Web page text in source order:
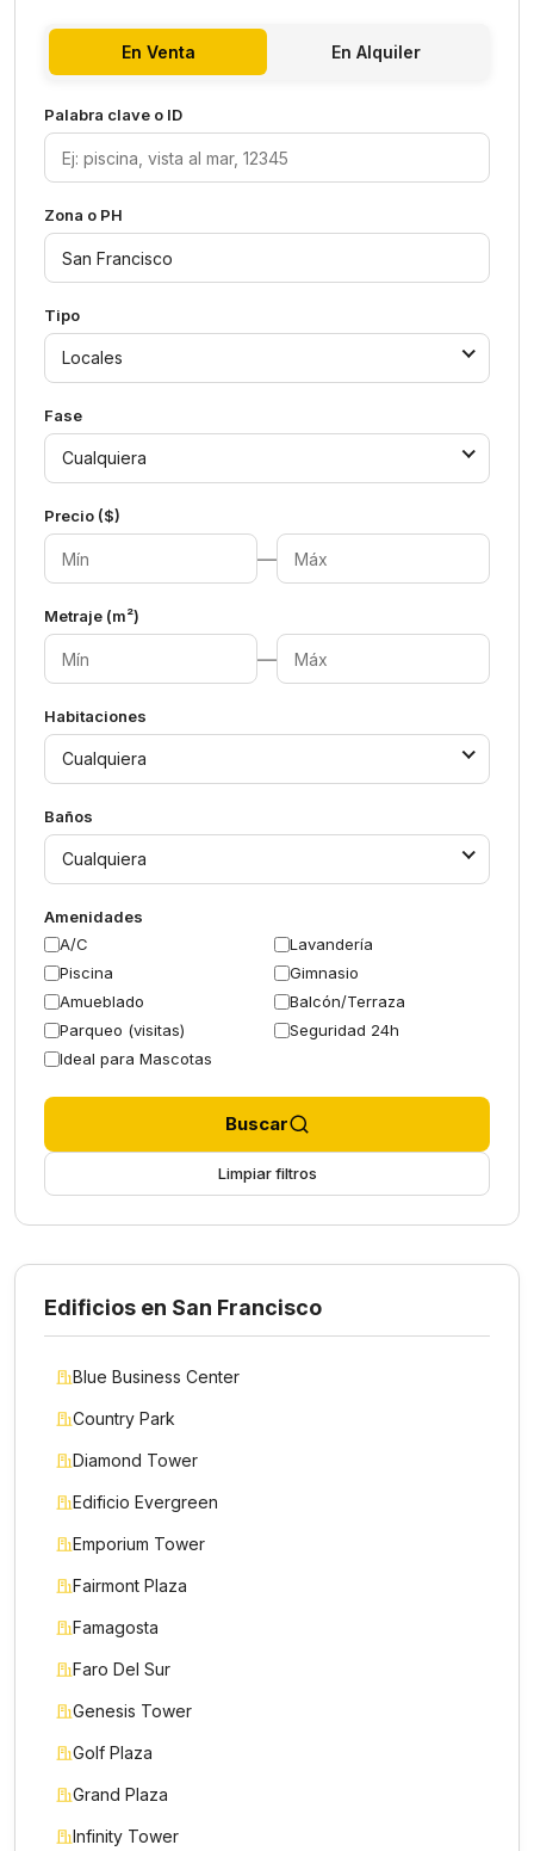
En Venta En Alquiler
Palabra clave o ID
Zona o PH
Tipo
Locales
Fase
Cualquiera
Precio ($)
—
Metraje (m²)
—
Habitaciones
Cualquiera
Baños
Cualquiera
Amenidades
A/C
Lavandería
Piscina
Gimnasio
Amueblado
Balcón/Terraza
Parqueo (visitas)
Seguridad 24h
Ideal para Mascotas
Buscar
Limpiar filtros
Edificios en San Francisco
Blue Business Center
Country Park
Diamond Tower
Edificio Evergreen
Emporium Tower
Fairmont Plaza
Famagosta
Faro Del Sur
Genesis Tower
Golf Plaza
Grand Plaza
Infinity Tower